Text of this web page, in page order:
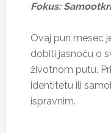
Fokus:
Ovaj pun mesec
dobiti jasnoću o
životnom putu.
identitetu ili
ispravnim.